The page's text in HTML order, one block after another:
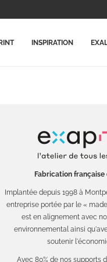
INSPIRATION
Fabrication française
Implantée depuis 1998 à
entreprise portée par le «
est en alignement avec
environnemental ainsi
soutenir
Avec 80% de nos supports